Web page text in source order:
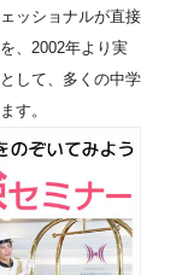
ッショナルが直接
、2002年より実
して、多くの中学
す。